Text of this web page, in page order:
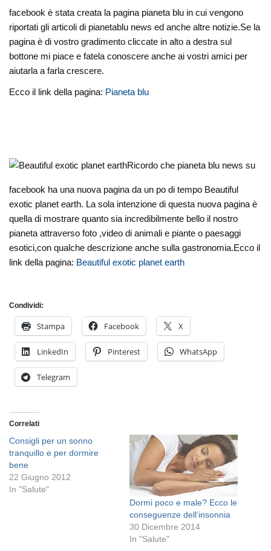
facebook è stata creata la pagina pianeta blu in cui vengono
riportati gli articoli di pianetablu news ed anche altre notizie.Se la
pagina è di vostro gradimento cliccate in alto a destra sul
bottone mi piace e fatela conoscere anche ai vostri amici per
aiutarla a farla crescere.
Ecco il link della pagina: Pianeta blu
Ricordo che pianeta blu news su
facebook ha una nuova pagina da un po di tempo Beautiful
exotic planet earth. La sola intenzione di questa nuova pagina è
quella di mostrare quanto sia incredibilmente bello il nostro
pianeta attraverso foto ,video di animali e piante o paesaggi
esotici,con qualche descrizione anche sulla gastronomia.Ecco il
link della pagina: Beautiful exotic planet earth
Condividi:
Stampa Facebook X
LinkedIn Pinterest WhatsApp
Telegram
Correlati
Consigli per un sonno
tranquillo e per dormire
bene
22 Giugno 2012
In "Salute"
Dormi poco e male? Ecco le
conseguenze dell’insonnia
30 Dicembre 2014
In "Salute"